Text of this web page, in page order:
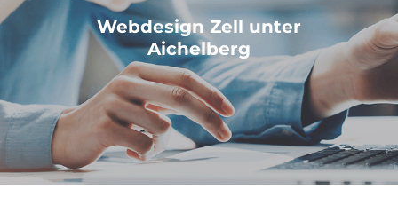
Webdesign Zell unter
Aichelberg